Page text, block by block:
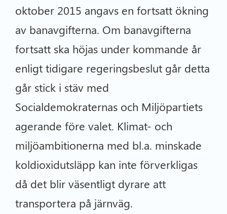
oktober 2015 angavs en fortsatt ökning
av banavgifterna. Om banavgifterna
fortsatt ska höjas under kommande år
enligt tidigare regeringsbeslut går detta
går stick i stäv med
Socialdemokraternas och Miljöpartiets
agerande före valet. Klimat- och
miljöambitionerna med bl.a. minskade
koldioxidutsläpp kan inte förverkligas
då det blir väsentligt dyrare att
transportera på järnväg.